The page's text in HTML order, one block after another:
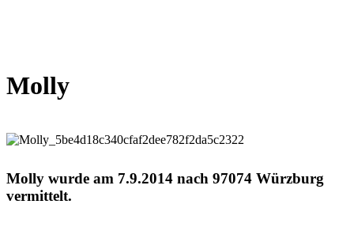
Molly
Molly wurde am 7.9.2014 nach 97074 Würzburg
vermittelt.